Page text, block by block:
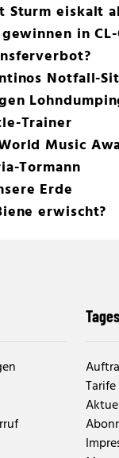
Sturm eiskalt
in
Notfall-
Trainer
Music
Tormann
Erde
erwischt?